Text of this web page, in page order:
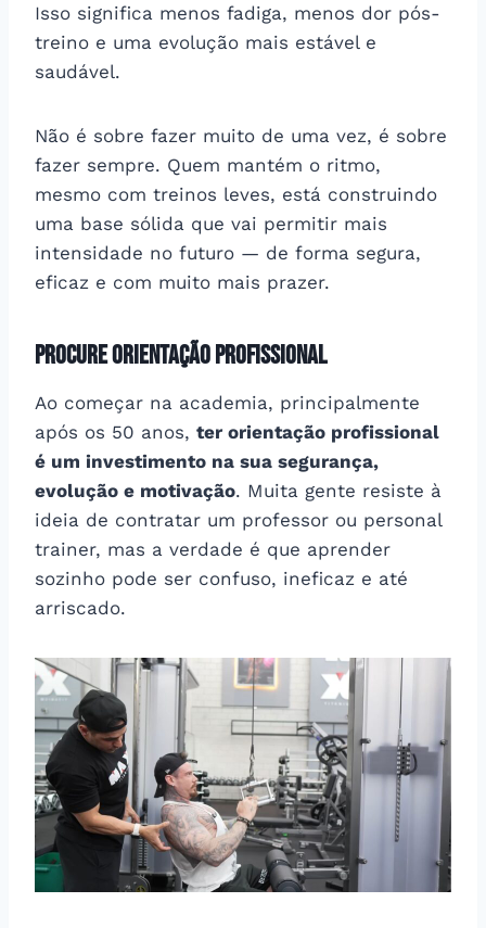
Isso significa menos fadiga, menos dor pós-
treino e uma evolução mais estável e
saudável.
Não é sobre fazer muito de uma vez, é sobre
fazer sempre. Quem mantém o ritmo,
mesmo com treinos leves, está construindo
uma base sólida que vai permitir mais
intensidade no futuro — de forma segura,
eficaz e com muito mais prazer.
Procure orientação profissional
Ao começar na academia, principalmente
após os 50 anos, ter orientação profissional
é um investimento na sua segurança,
evolução e motivação. Muita gente resiste à
ideia de contratar um professor ou personal
trainer, mas a verdade é que aprender
sozinho pode ser confuso, ineficaz e até
arriscado.